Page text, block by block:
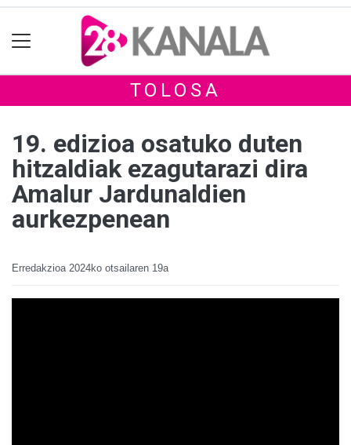
TOLOSA
19. edizioa osatuko duten
hitzaldiak ezagutarazi dira
Amalur Jardunaldien
aurkezpenean
Erredakzioa 2024ko otsailaren 19a